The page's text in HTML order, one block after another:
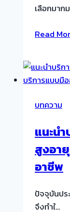
เลือกมาก
Read
บทความ
แนะน
สูงอา
อาชีพ
ปัจจุบันปร
จึงทำใ…